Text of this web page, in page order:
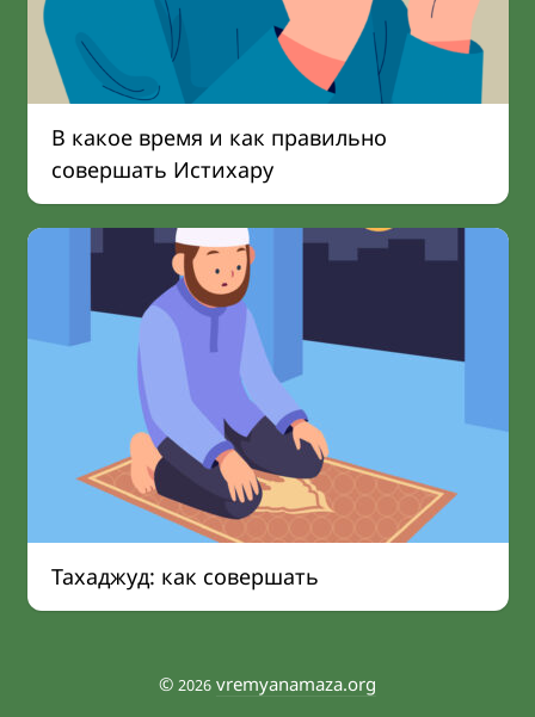
В какое время и как правильно
совершать Истихару
Тахаджуд: как совершать
© 2026 vremyanamaza.org